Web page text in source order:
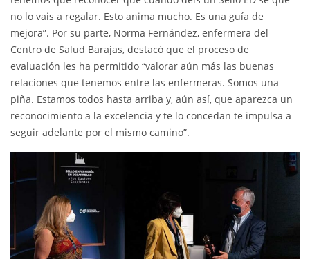
no lo vais a regalar. Esto anima mucho. Es una guía de
mejora”. Por su parte, Norma Fernández, enfermera del
Centro de Salud Barajas, destacó que el proceso de
evaluación les ha permitido “valorar aún más las buenas
relaciones que tenemos entre las enfermeras. Somos una
piña. Estamos todos hasta arriba y, aún así, que aparezca un
reconocimiento a la excelencia y te lo concedan te impulsa a
seguir adelante por el mismo camino”.